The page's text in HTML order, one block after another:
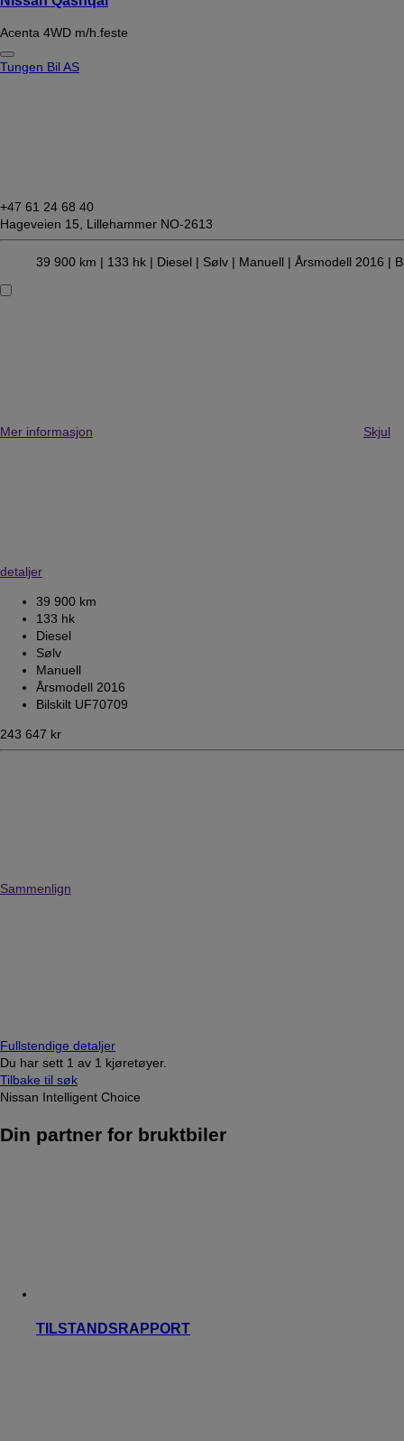
Acenta 4WD m/h.feste
Tungen Bil AS
+47 61 24 68 40
Hageveien 15, Lillehammer NO-2613
39 900 km | 133 hk | Diesel | Sølv | Manuell | Årsmodell 2016 |
Mer informasjon Skjul
detaljer
39 900 km
133 hk
Diesel
Sølv
Manuell
Årsmodell 2016
Bilskilt UF70709
243 647 kr
Sammenlign
Fullstendige detaljer
Du har sett 1 av 1 kjøretøyer.
Tilbake til søk
Nissan Intelligent Choice
Din partner for bruktbiler
TILSTANDSRAPPORT